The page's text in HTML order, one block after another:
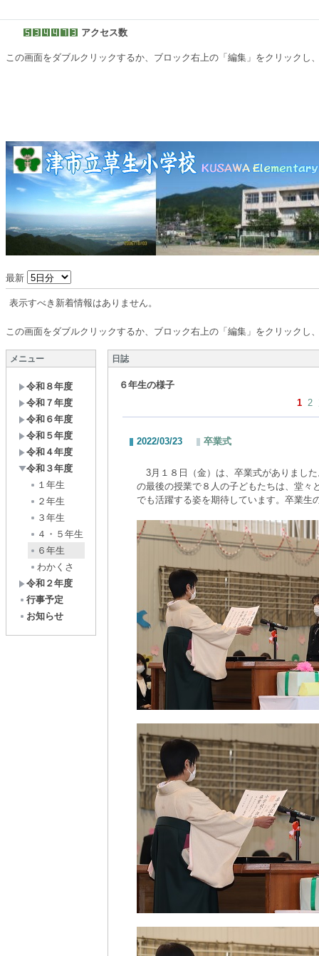
アクセス数
この画面をダブルクリックするか、ブロック右上の「編集」をクリックし
最新
表示すべき新着情報はありません。
この画面をダブルクリックするか、ブロック右上の「編集」をクリックし
メニュー
令和８年度
令和７年度
令和６年度
令和５年度
令和４年度
令和３年度
１年生
２年生
３年生
４・５年生
６年生
わかくさ
令和２年度
行事予定
お知らせ
日誌
６年生の様子
1 2
2022/03/23 卒業式
3月１８日（金）は、卒業式がありまし
の最後の授業で８人の子どもたちは、堂々
でも活躍する姿を期待しています。卒業生